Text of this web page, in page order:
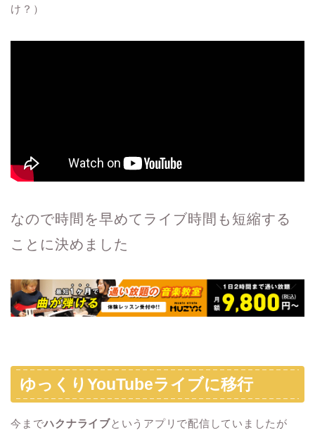
け？）
なので時間を早めてライブ時間も短縮する
ことに決めました
ゆっくりYouTubeライブに移行
今までハクナライブというアプリで配信していましたが